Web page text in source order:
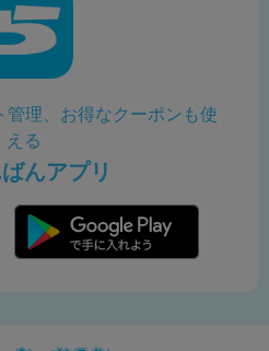
理、お得なクーポンも使
える
んアプリ